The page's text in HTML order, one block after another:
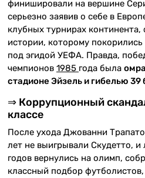
финишировали на вершине
серьезно заявив о себе в
клубных турнирах
истории, которому
под эгидой УЕФА. Правда,
чемпионов 1985 года была
стадионе Эйзель и гибелью
⇒ Коррупционный
классе
После ухода Джованни
лет не выигрывали Скудетто,
годов вернулись на олимп,
классный подбор